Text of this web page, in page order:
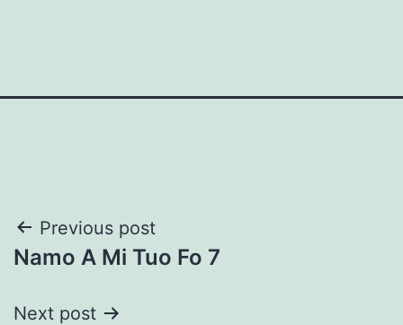
Post
navigation
Previous post
Namo A Mi Tuo Fo 7
Next post